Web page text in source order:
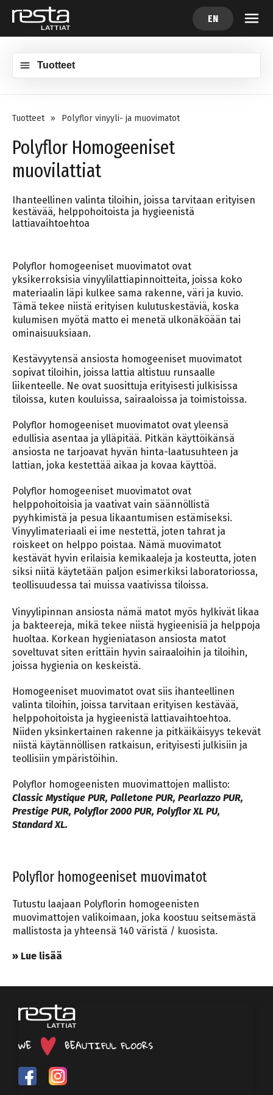
EN
Tuotteet
Tuotteet » Polyflor vinyyli- ja muovimatot
Polyflor Homogeeniset
muovilattiat
Ihanteellinen valinta tiloihin, joissa tarvitaan erityisen
kestävää, helppohoitoista ja hygieenistä
lattiavaihtoehtoa
Polyflor homogeeniset muovimatot ovat
yksikerroksisia vinyylilattiapinnoitteita, joissa koko
materiaalin läpi kulkee sama rakenne, väri ja kuvio.
Tämä tekee niistä erityisen kulutuskestäviä, koska
kulumisen myötä matto ei menetä ulkonäköään tai
ominaisuuksiaan.
Kestävyytensä ansiosta homogeeniset muovimatot
sopivat tiloihin, joissa lattia altistuu runsaalle
liikenteelle. Ne ovat suosittuja erityisesti julkisissa
tiloissa, kuten kouluissa, sairaaloissa ja toimistoissa.
Polyflor homogeeniset muovimatot ovat yleensä
edullisia asentaa ja ylläpitää. Pitkän käyttöikänsä
ansiosta ne tarjoavat hyvän hinta-laatusuhteen ja
lattian, joka kestettää aikaa ja kovaa käyttöä.
Polyflor homogeeniset muovimatot ovat
helppohoitoisia ja vaativat vain säännöllistä
pyyhkimistä ja pesua likaantumisen estämiseksi.
Vinyylimateriaali ei ime nestettä, joten tahrat ja
roiskeet on helppo poistaa. Nämä muovimatot
kestävät hyvin erilaisia kemikaaleja ja kosteutta, joten
siksi niitä käytetään paljon esimerkiksi laboratoriossa,
teollisuudessa tai muissa vaativissa tiloissa.
Vinyylipinnan ansiosta nämä matot myös hylkivät likaa
ja bakteereja, mikä tekee niistä hygieenisiä ja helppoja
huoltaa. Korkean hygieniatason ansiosta matot
soveltuvat siten erittäin hyvin sairaaloihin ja tiloihin,
joissa hygienia on keskeistä.
Homogeeniset muovimatot ovat siis ihanteellinen
valinta tiloihin, joissa tarvitaan erityisen kestävää,
helppohoitoista ja hygieenistä lattiavaihtoehtoa.
Niiden yksinkertainen rakenne ja pitkäikäisyys tekevät
niistä käytännöllisen ratkaisun, erityisesti julkisiin ja
teollisiin ympäristöihin.
Polyflor homogeenisten muovimattojen mallisto:
Classic Mystique PUR, Palletone PUR, Pearlazzo PUR,
Prestige PUR, Polyflor 2000 PUR, Polyflor XL PU,
Standard XL.
Polyflor homogeeniset muovimatot
Tutustu laajaan Polyflorin homogeenisten
muovimattojen valikoimaan, joka koostuu seitsemästä
mallistosta ja yhteensä 140 väristä / kuosista.
» Lue lisää